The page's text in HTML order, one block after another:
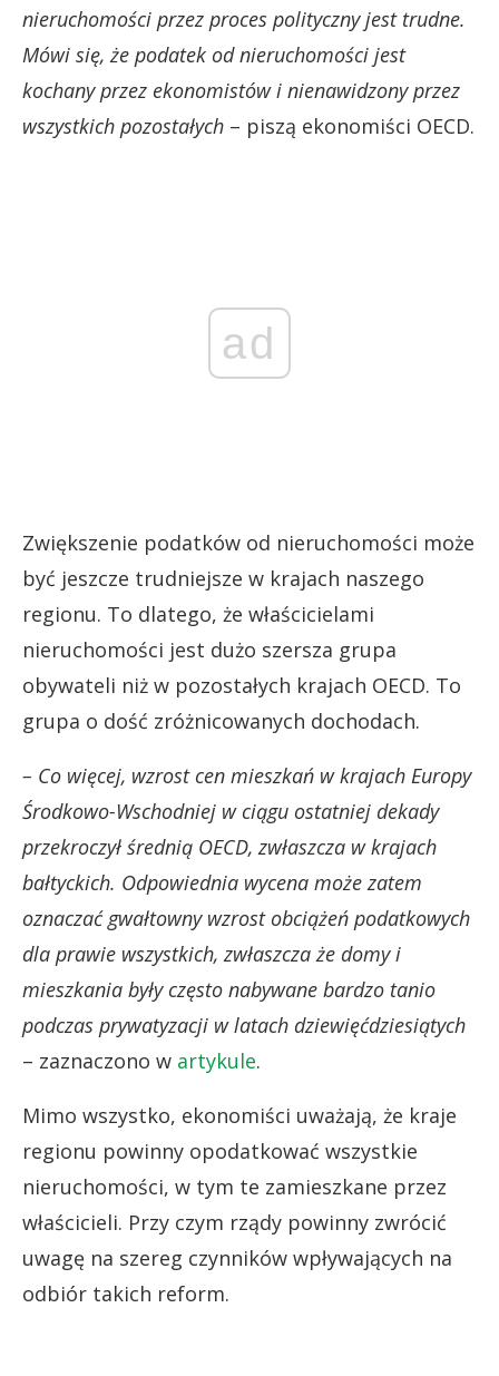
nieruchomości przez proces polityczny jest trudne.
Mówi się, że podatek od nieruchomości jest
kochany przez ekonomistów i nienawidzony przez
wszystkich pozostałych – piszą ekonomiści OECD.
ad
Zwiększenie podatków od nieruchomości może
być jeszcze trudniejsze w krajach naszego
regionu. To dlatego, że właścicielami
nieruchomości jest dużo szersza grupa
obywateli niż w pozostałych krajach OECD. To
grupa o dość zróżnicowanych dochodach.
– Co więcej, wzrost cen mieszkań w krajach Europy
Środkowo-Wschodniej w ciągu ostatniej dekady
przekroczył średnią OECD, zwłaszcza w krajach
bałtyckich. Odpowiednia wycena może zatem
oznaczać gwałtowny wzrost obciążeń podatkowych
dla prawie wszystkich, zwłaszcza że domy i
mieszkania były często nabywane bardzo tanio
podczas prywatyzacji w latach dziewięćdziesiątych
– zaznaczono w artykule.
Mimo wszystko, ekonomiści uważają, że kraje
regionu powinny opodatkować wszystkie
nieruchomości, w tym te zamieszkane przez
właścicieli. Przy czym rządy powinny zwrócić
uwagę na szereg czynników wpływających na
odbiór takich reform.